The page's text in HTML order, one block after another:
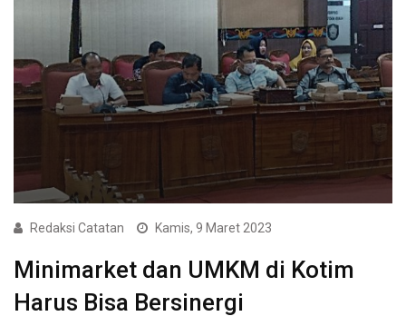
Redaksi Catatan Kamis, 9 Maret 2023
Minimarket dan UMKM di Kotim
Harus Bisa Bersinergi